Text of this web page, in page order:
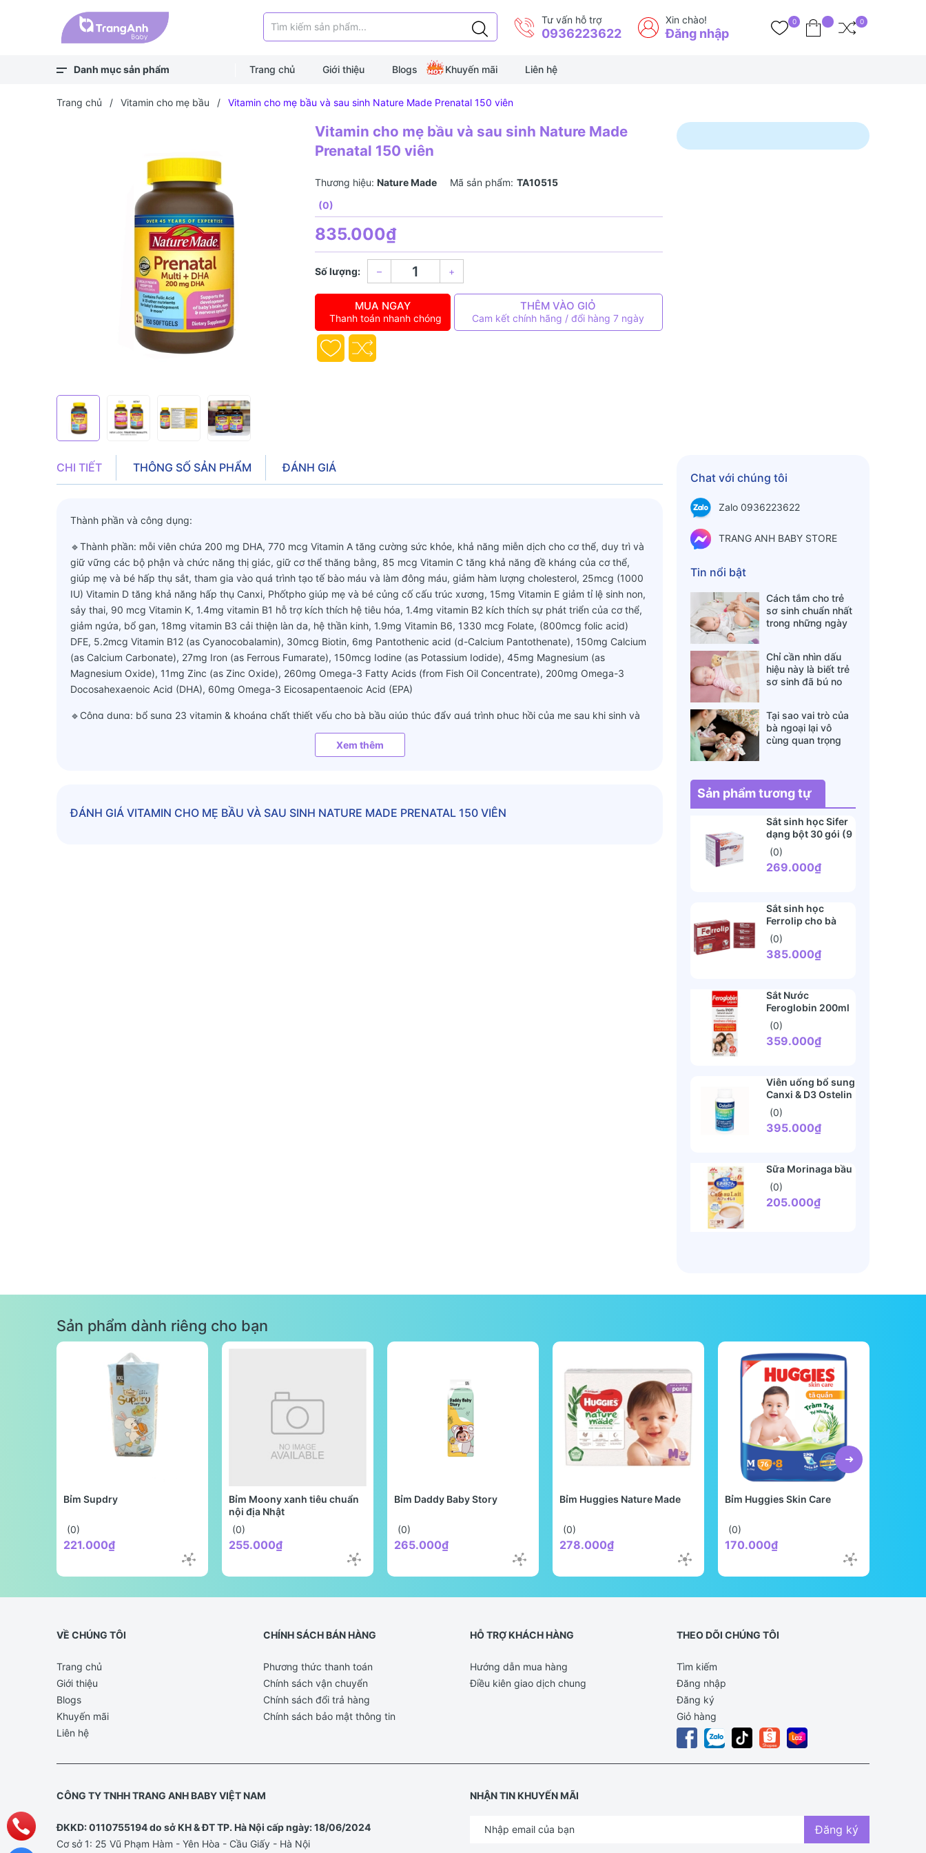
Tư vấn hỗ trợ
0936223622
Xin chào!
Đăng nhập
0 0
Danh mục sản phẩm Trang chủ Giới thiệu Blogs Khuyến mãi Liên hệ
Trang chủ / Vitamin cho mẹ bầu / Vitamin cho mẹ bầu và sau sinh Nature Made Prenatal 150 viên
Vitamin cho mẹ bầu và sau sinh Nature Made
Prenatal 150 viên
Thương hiệu: Nature Made Mã sản phẩm: TA10515
(0)
835.000₫
Số lượng: – +
MUA NGAY
Thanh toán nhanh chóng
THÊM VÀO GIỎ
Cam kết chính hãng / đổi hàng 7 ngày
CHI TIẾT THÔNG SỐ SẢN PHẨM ĐÁNH GIÁ
Thành phần và công dụng:
🔹Thành phần: mỗi viên chứa 200 mg DHA, 770 mcg Vitamin A tăng cường sức khỏe, khả năng miễn dịch cho cơ thể, duy trì và
giữ vững các bộ phận và chức năng thị giác, giữ cơ thể thăng bằng, 85 mcg Vitamin C tăng khả năng đề kháng của cơ thể,
giúp mẹ và bé hấp thụ sắt, tham gia vào quá trình tạo tế bào máu và làm đông máu, giảm hàm lượng cholesterol, 25mcg (1000
IU) Vitamin D tăng khả năng hấp thụ Canxi, Phốtpho giúp mẹ và bé củng cố cấu trúc xương, 15mg Vitamin E giảm tỉ lệ sinh non,
sảy thai, 90 mcg Vitamin K, 1.4mg vitamin B1 hỗ trợ kích thích hệ tiêu hóa, 1.4mg vitamin B2 kích thích sự phát triển của cơ thể,
giảm ngứa, bổ gan, 18mg vitamin B3 cải thiện làn da, hệ thần kinh, 1.9mg Vitamin B6, 1330 mcg Folate, (800mcg folic acid)
DFE, 5.2mcg Vitamin B12 (as Cyanocobalamin), 30mcg Biotin, 6mg Pantothenic acid (d-Calcium Pantothenate), 150mg Calcium
(as Calcium Carbonate), 27mg Iron (as Ferrous Fumarate), 150mcg Iodine (as Potassium Iodide), 45mg Magnesium (as
Magnesium Oxide), 11mg Zinc (as Zinc Oxide), 260mg Omega-3 Fatty Acids (from Fish Oil Concentrate), 200mg Omega-3
Docosahexaenoic Acid (DHA), 60mg Omega-3 Eicosapentaenoic Acid (EPA)
🔹Công dụng: bổ sung 23 vitamin & khoáng chất thiết yếu cho bà bầu giúp thúc đẩy quá trình phục hồi của mẹ sau khi sinh và
🔹Sản phẩm không dùng hương vị nhân tạo, chất bảo quản, nấm men hay gluten
🔹Mô tả: lọ gồm 150 viên
Xem thêm
ĐÁNH GIÁ VITAMIN CHO MẸ BẦU VÀ SAU SINH NATURE MADE PRENATAL 150 VIÊN
Chat với chúng tôi
Zalo 0936223622
TRANG ANH BABY STORE
Tin nổi bật
Cách tắm cho trẻ
sơ sinh chuẩn nhất
trong những ngày
lòng
Chỉ cần nhìn dấu
hiệu này là biết trẻ
sơ sinh đã bú no
không biết
Tại sao vai trò của
bà ngoại lại vô
cùng quan trọng
bất ngờ
Sản phẩm tương tự
Sắt sinh học Sifer
dạng bột 30 gói (9
tháng+)
(0)
269.000₫
Sắt sinh học
Ferrolip cho bà
bầu (20 gói)
(0)
385.000₫
Sắt Nước
Feroglobin 200ml
UK
(0)
359.000₫
Viên uống bổ sung
Canxi & D3 Ostelin
Úc 130 viên
(0)
395.000₫
Sữa Morinaga bầu
(0)
205.000₫
Sản phẩm dành riêng cho bạn
Bỉm Supdry
(0)
221.000₫
Bỉm Moony xanh tiêu chuẩn
nội địa Nhật
(0)
255.000₫
Bỉm Daddy Baby Story
(0)
265.000₫
Bỉm Huggies Nature Made
(0)
278.000₫
Bỉm Huggies Skin Care
(0)
170.000₫
VỀ CHÚNG TÔI
Trang chủ
Giới thiệu
Blogs
Khuyến mãi
Liên hệ
CHÍNH SÁCH BÁN HÀNG
Phương thức thanh toán
Chính sách vận chuyển
Chính sách đổi trả hàng
Chính sách bảo mật thông tin
HỖ TRỢ KHÁCH HÀNG
Hướng dẫn mua hàng
Điều kiên giao dịch chung
THEO DÕI CHÚNG TÔI
Tìm kiếm
Đăng nhập
Đăng ký
Giỏ hàng
CÔNG TY TNHH TRANG ANH BABY VIỆT NAM
ĐKKD: 0110755194 do sở KH & ĐT TP. Hà Nội cấp ngày: 18/06/2024
Cơ sở 1: 25 Vũ Phạm Hàm - Yên Hòa - Cầu Giấy - Hà Nội
NHẬN TIN KHUYẾN MÃI
Đăng ký